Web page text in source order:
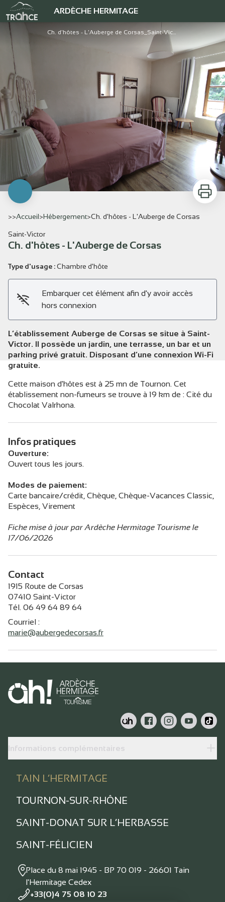
ARDÈCHE HERMITAGE
Ch. d'hôtes - L'Auberge de Corsas
Ch. d'hôtes - L'Auberge de Corsas_Saint-Victor - AH TOURISME
Voir l'image en plein écran
Imprimer
>>Accueil>Hébergement>Ch. d'hôtes - L'Auberge de Corsas
Saint-Victor
Ch. d'hôtes - L'Auberge de Corsas
Type d'usage :Chambre d'hôte
Embarquer cet élément afin d'y avoir accès
hors connexion
L’établissement Auberge de Corsas se situe à Saint-
Victor. Il possède un jardin, une terrasse, un bar et un
parking privé gratuit. Disposant d’une connexion Wi-Fi
gratuite.
Cette maison d'hôtes est à 25 mn de Tournon. Cet
établissement non-fumeurs se trouve à 19 km de : Cité du
Chocolat Valrhona.
Infos pratiques
Ouverture:
Ouvert tous les jours.
Modes de paiement:
Carte bancaire/crédit, Chèque, Chèque-Vacances Classic,
Espèces, Virement
Fiche mise à jour par Ardèche Hermitage Tourisme le
17/06/2026
Contact
1915 Route de Corsas
07410 Saint-Victor
Tél. 06 49 64 89 64
Courriel :
marie@aubergedecorsas.fr
Informations complémentaires
TAIN L’HERMITAGE
TOURNON-SUR-RHÔNE
SAINT-DONAT SUR L’HERBASSE
SAINT-FÉLICIEN
Place du 8 mai 1945 - BP 70 019 - 26601 Tain
l'Hermitage Cedex
+33(0)4 75 08 10 23